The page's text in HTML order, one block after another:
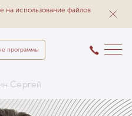
на использование файлов
программы
Сергей